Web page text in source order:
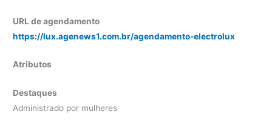
URL de agendamento
https://lux.agenews1.com.br/agendamento-electrolux
Atributos
Destaques
Administrado por mulheres